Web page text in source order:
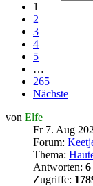
1
2
3
4
5
…
265
Nächste
von Elfe
Fr 7. Aug
Forum:
Thema:
Antworten: 6
Zugriffe: